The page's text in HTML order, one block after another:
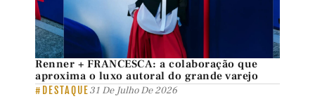
Renner + FRANCESCA: a colaboração que
aproxima o luxo autoral do grande varejo
#DESTAQUE31 De Julho De 2026